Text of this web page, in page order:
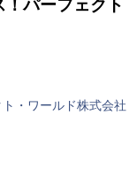
！パーフェクト
・ワールド株式会社